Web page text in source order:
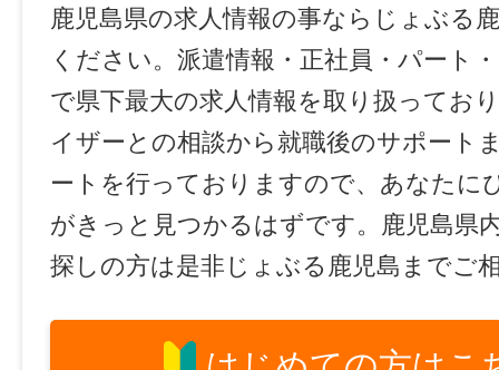
鹿児島県の求人情報の事ならじょぶる
ください。派遣情報・正社員・パート
で県下最大の求人情報を取り扱ってお
イザーとの相談から就職後のサポート
ートを行っておりますので、あなたに
がきっと見つかるはずです。鹿児島県
探しの方は是非じょぶる鹿児島までご